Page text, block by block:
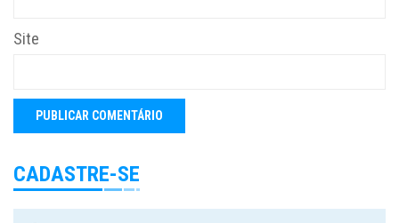
Site
CADASTRE-SE